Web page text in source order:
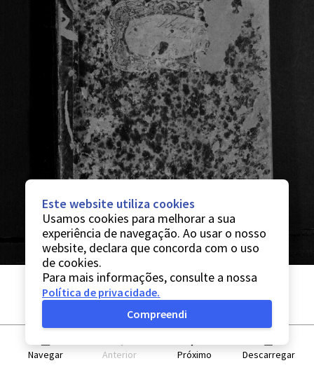
Navegar Anterior Próximo Descarregar
Este website utiliza cookies
Usamos cookies para melhorar a sua
experiência de navegação. Ao usar o nosso
website, declara que concorda com o uso
de cookies.
Para mais informações, consulte a nossa
Política de privacidade.
Compreendi